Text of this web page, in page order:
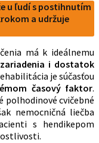
u ľudí s postihnutím
a udržuje
má k ideálnemu
i dostatok
je súčasťou
časový faktor.
polhodinové cvičebné
nemocničná liečba
s hendikepom